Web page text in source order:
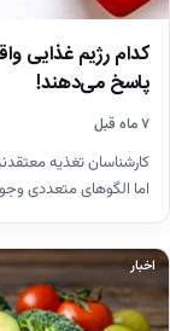
کدام رژیم غذایی
پاسخ می‌دهند!
۷ ماه قبل
کارشناسان تغذیه
اما الگوهای متعددی
اخبار